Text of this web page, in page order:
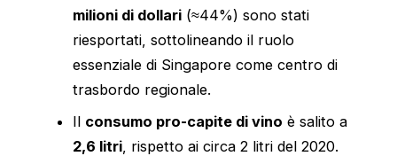
milioni di dollari (≈44%) sono stati
riesportati, sottolineando il ruolo
essenziale di Singapore come centro di
trasbordo regionale.
Il consumo pro-capite di vino è salito a
2,6 litri , rispetto ai circa 2 litri del 2020.